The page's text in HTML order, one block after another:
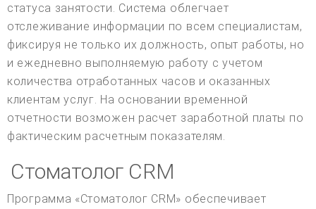
статуса занятости. Система облегчает
отслеживание информации по всем специалистам,
фиксируя не только их должность, опыт работы, но
и ежедневно выполняемую работу с учетом
количества отработанных часов и оказанных
клиентам услуг. На основании временной
отчетности возможен расчет заработной платы по
фактическим расчетным показателям.
Стоматолог CRM
Программа «Стоматолог CRM» обеспечивает